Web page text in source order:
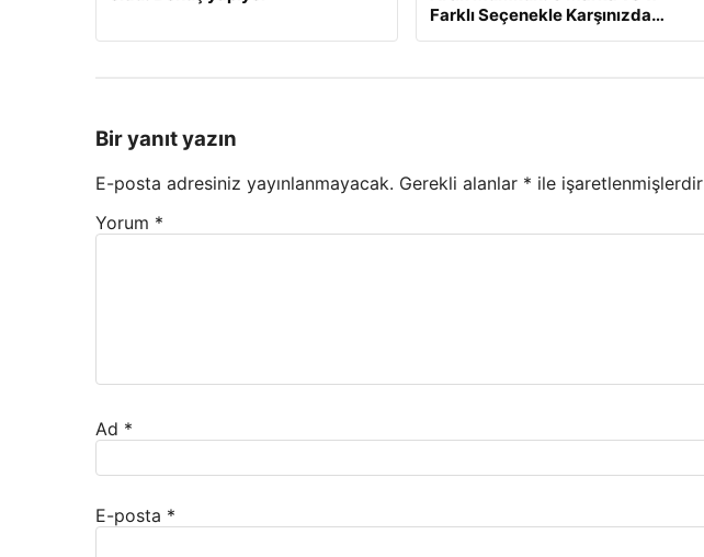
Farklı Seçenekle Karşınızda…
Bir yanıt yazın
E-posta adresiniz yayınlanmayacak. Gerekli alanlar * ile işaretlenmişlerdir
Yorum *
Ad *
E-posta *